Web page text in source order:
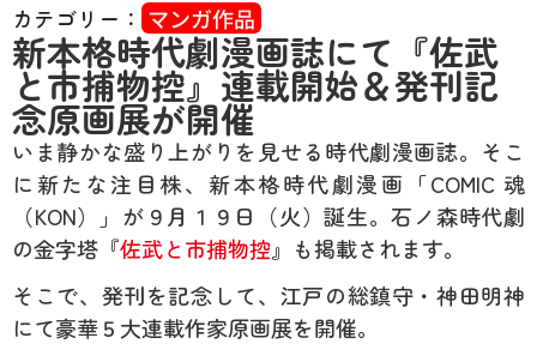
カテゴリー： マンガ作品
新本格時代劇漫画誌にて『佐武
と市捕物控』連載開始＆発刊記
念原画展が開催
いま静かな盛り上がりを見せる時代劇漫画誌。そこ
に新たな注目株、新本格時代劇漫画「COMIC 魂
（KON）」が９月１９日（火）誕生。石ノ森時代劇
の金字塔『佐武と市捕物控』も掲載されます。
そこで、発刊を記念して、江戸の総鎮守・神田明神
にて豪華５大連載作家原画展を開催。